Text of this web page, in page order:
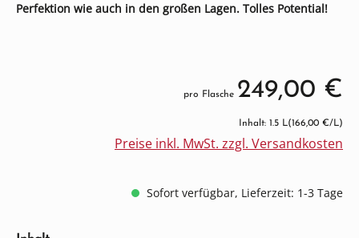
Perfektion wie auch in den großen Lagen. Tolles Potential!
pro Flasche 249,00 €
Inhalt: 1.5 L(166,00 €/L)
Preise inkl. MwSt. zzgl. Versandkosten
Sofort verfügbar, Lieferzeit: 1-3 Tage